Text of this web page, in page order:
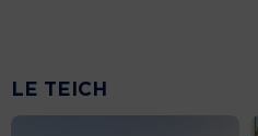
LE TEICH